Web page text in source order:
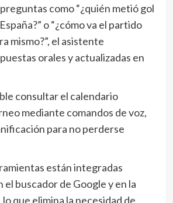
como “¿quién metió gol
o “¿cómo va el partido
mismo?”, el asistente
orales y actualizadas en
consultar el calendario
mediante comandos de voz,
para no perderse
están integradas
buscador de Google y en la
que elimina la necesidad de